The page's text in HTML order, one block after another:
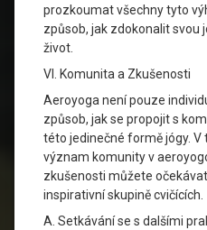
prozkoumat všechny tyto
způsob, jak zdokonalit svou
život.
VI. Komunita a Zkušenosti
Aeroyoga není pouze
způsob, jak se propojit s
této jedinečné formě jógy.
význam komunity v
zkušenosti můžete
inspirativní skupině cvičících.
A. Setkávání se s dalšími